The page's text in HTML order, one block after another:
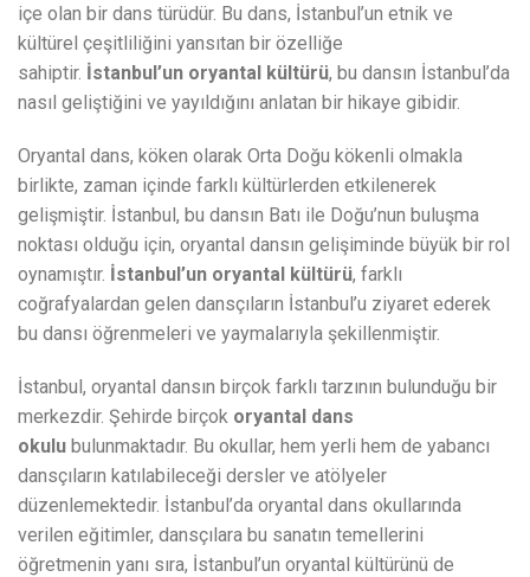
içe olan bir dans türüdür. Bu dans, İstanbul’un etnik ve
kültürel çeşitliliğini yansıtan bir özelliğe
sahiptir. İstanbul’un oryantal kültürü, bu dansın İstanbul’da
nasıl geliştiğini ve yayıldığını anlatan bir hikaye gibidir.
Oryantal dans, köken olarak Orta Doğu kökenli olmakla
birlikte, zaman içinde farklı kültürlerden etkilenerek
gelişmiştir. İstanbul, bu dansın Batı ile Doğu’nun buluşma
noktası olduğu için, oryantal dansın gelişiminde büyük bir rol
oynamıştır. İstanbul’un oryantal kültürü, farklı
coğrafyalardan gelen dansçıların İstanbul’u ziyaret ederek
bu dansı öğrenmeleri ve yaymalarıyla şekillenmiştir.
İstanbul, oryantal dansın birçok farklı tarzının bulunduğu bir
merkezdir. Şehirde birçok oryantal dans
okulu bulunmaktadır. Bu okullar, hem yerli hem de yabancı
dansçıların katılabileceği dersler ve atölyeler
düzenlemektedir. İstanbul’da oryantal dans okullarında
verilen eğitimler, dansçılara bu sanatın temellerini
öğretmenin yanı sıra, İstanbul’un oryantal kültürünü de